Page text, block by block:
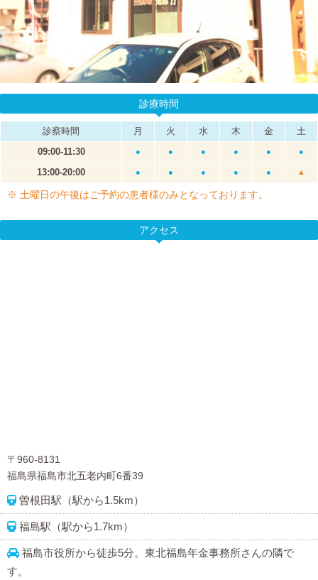
診療時間
診察時間 月 火 水 木 金
土
09:00-11:30
● ● ● ● ● ●
13:00-20:00 ● ● ● ● ● ▲
※ 土曜日の午後はご予約の患者様のみとなっております。
アクセス
〒960-8131
福島県福島市北五老内町6番39
曽根田駅（駅から1.5km）
福島駅（駅から1.7km）
福島市役所から徒歩5分。東北福島年金事務所さんの隣で
す。